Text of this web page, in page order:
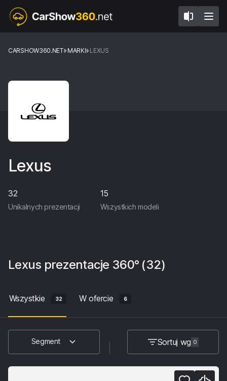
CARSHOW360.NET MARKI LEXUS
Lexus
32
Unikalnych prezentacji
15
Wszystkich modeli
Lexus prezentacje 360° (32)
Wszystkie 32 W ofercie 6
Segment Sortuj wg 0